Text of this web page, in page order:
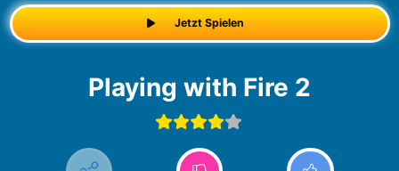
Jetzt Spielen
Playing with Fire 2